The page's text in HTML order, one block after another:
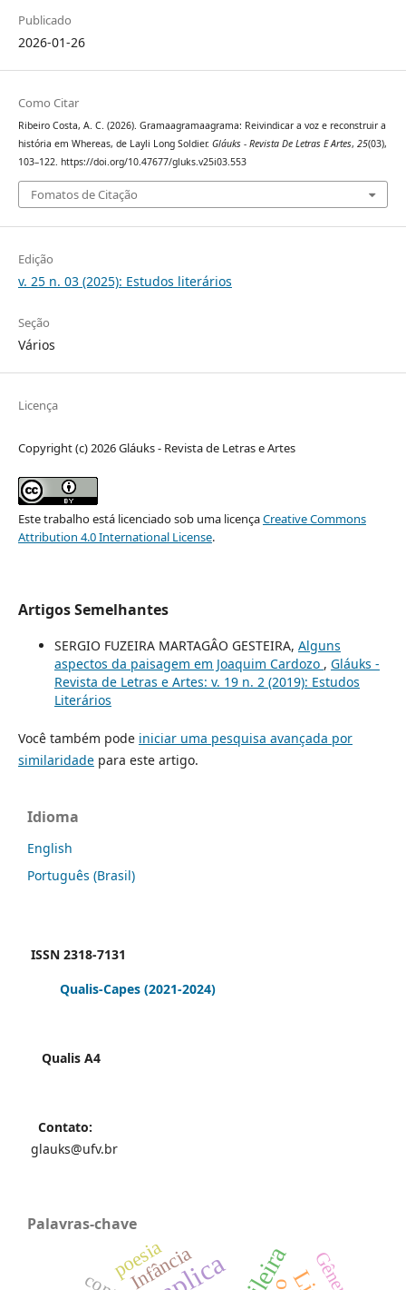
Publicado
2026-01-26
Como Citar
Ribeiro Costa, A. C. (2026). Gramaagramaagrama: Reivindicar a voz e reconstruir a
história em Whereas, de Layli Long Soldier. Gláuks - Revista De Letras E Artes, 25(03),
103–122. https://doi.org/10.47677/gluks.v25i03.553
Fomatos de Citação
Edição
v. 25 n. 03 (2025): Estudos literários
Seção
Vários
Licença
Copyright (c) 2026 Gláuks - Revista de Letras e Artes
Este trabalho está licenciado sob uma licençaCreative Commons
Attribution 4.0 International License.
Artigos Semelhantes
SERGIO FUZEIRA MARTAGÂO GESTEIRA, Alguns
aspectos da paisagem em Joaquim Cardozo , Gláuks -
Revista de Letras e Artes: v. 19 n. 2 (2019): Estudos
Literários
Você também pode iniciar uma pesquisa avançada por
similaridadepara este artigo.
Idioma
English
Português (Brasil)
ISSN 2318-7131
Qualis-Capes (2021-2024)
Qualis A4
Contato:
glauks@ufv.br
Palavras-chave
Infância
poesia Gênero